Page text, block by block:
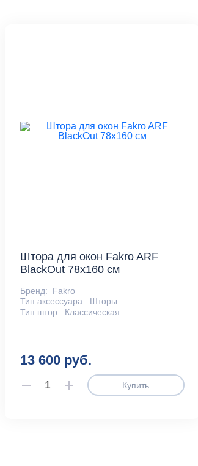
Штора для окон Fakro ARF
BlackOut 78х160 см
Бренд:
Fakro
Тип аксессуара:
Шторы
Тип штор:
Классическая
13 600 руб.
Купить